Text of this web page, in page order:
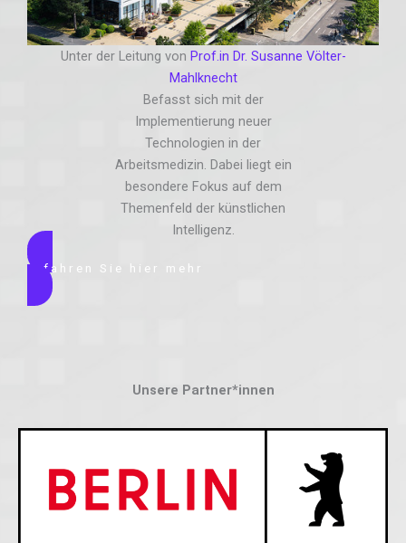
Unter der Leitung von Prof.in Dr. Susanne Völter-
Mahlknecht
Befasst sich mit der
Implementierung neuer
Technologien in der
Arbeitsmedizin. Dabei liegt ein
besondere Fokus auf dem
Themenfeld der künstlichen
Intelligenz.
Erfahren Sie hier mehr
Unsere Partner*innen